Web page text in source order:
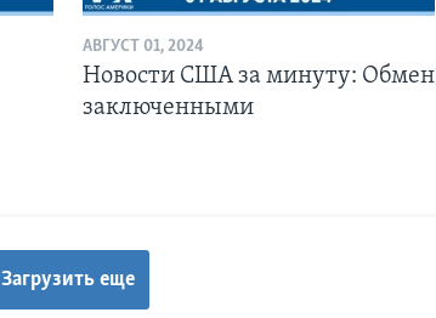
АВГУСТ 01, 2024
Новости США за минуту: Обмен
заключенными
Загрузить еще